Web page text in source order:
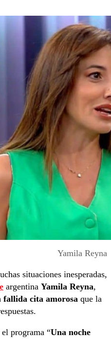
Yamila Reyna
situaciones inesperadas,
argentina Yamila Reyna,
fallida cita amorosa que la
programa “Una noche